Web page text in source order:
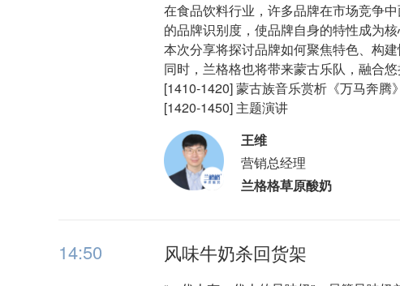
在食品饮料行业，许多品牌在市场竞争
的品牌识别度，使品牌自身的特性成为
本次分享将探讨品牌如何聚焦特色、构
同时，兰格格也将带来蒙古乐队，融合
[1410-1420] 蒙古族音乐赏析《万马奔腾》
[1420-1450] 主题演讲
王维
营销总经理
兰格格草原酸奶
14:50 风味牛奶杀回货架